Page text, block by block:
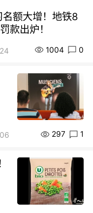
额大增！地铁8
款出炉！
1004 0
297 1